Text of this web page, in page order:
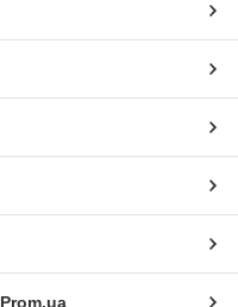
Prom.ua